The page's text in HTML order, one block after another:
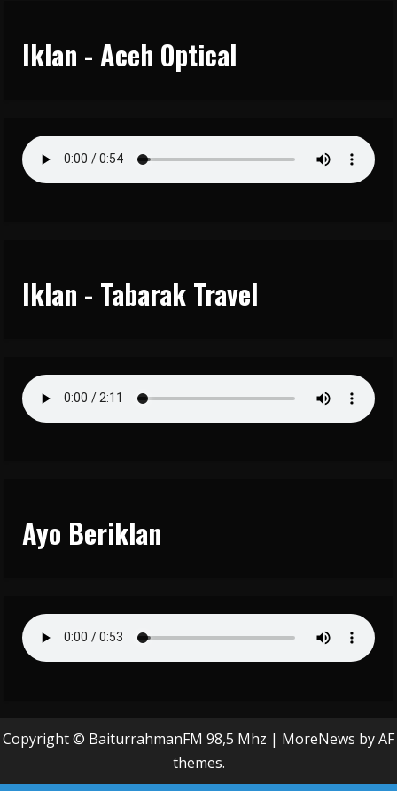
Iklan - Aceh Optical
Iklan - Tabarak Travel
Ayo Beriklan
Copyright © BaiturrahmanFM 98,5 Mhz | MoreNews by AF
themes.